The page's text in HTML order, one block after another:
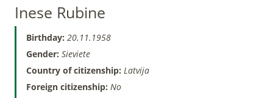
Inese Rubine
Birthday: 20.11.1958
Gender: Sieviete
Country of citizenship: Latvija
Foreign citizenship: No